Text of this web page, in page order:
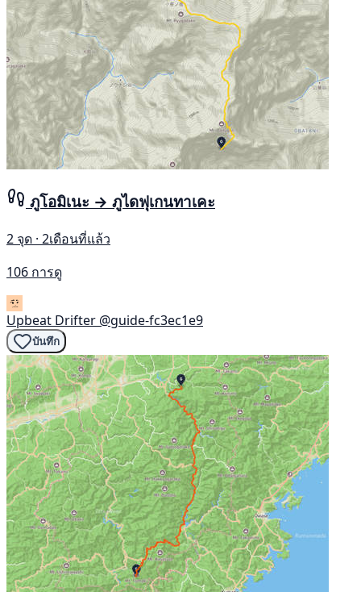
ภูโอมิเนะ → ภูไดฟุเกนทาเคะ
2 จุด · 2เดือนที่แล้ว
106 การดู
Upbeat Drifter @guide-fc3ec1e9
บันทึก